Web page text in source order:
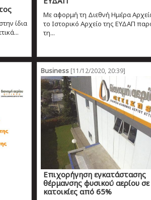
ίδια
Με αφορμή τη Διεθνή Ημέρα
το Ιστορικό Αρχείο της ΕΥΔΑΠ
τη...
Business[11/12/2020, 20:39]
Επιχορήγηση εγκατάστασης
θέρμανσης φυσικού αερίου σε
κατοικίες από 65%